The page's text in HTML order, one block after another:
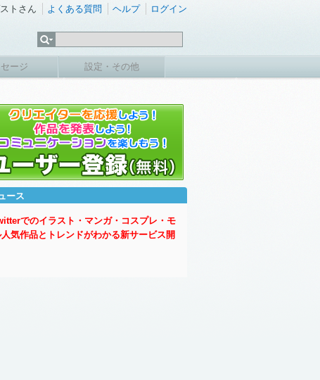
トさん よくある質問 ヘルプ ログイン
ージ 設定・その他
ース
でのイラスト・マンガ・コスプレ・モ
気作品とトレンドがわかる新サービス開